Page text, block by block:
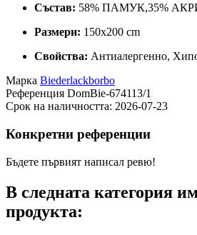
Състав: 58% ПАМУК,35%
Размери: 150x200 cm
Свойства: Антиалергенно,
Марка Biederlackborbo
Референция DomBie-674113/1
Срок на наличността: 2026-07-23
Конкретни референции
Бъдете първият написал ревю!
В следната категория
продукта: